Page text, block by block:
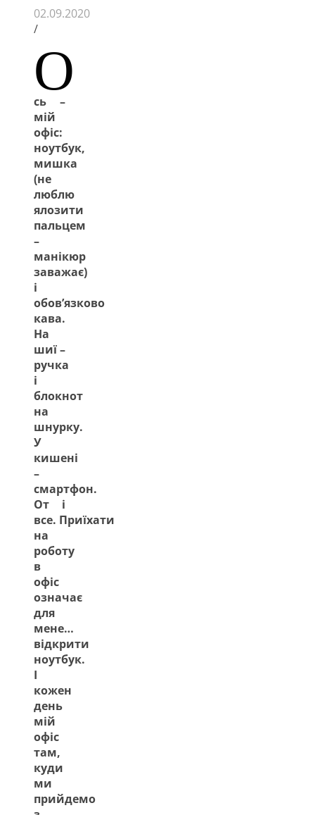
02.09.2020
/
О
сь –
мій
офіс:
ноутбук,
мишка
(не
люблю
ялозити
пальцем
–
манікюр
заважає)
і
обов’язково
кава.
На
шиї –
ручка
і
блокнот
на
шнурку.
У
кишені
–
смартфон.
От і
все. Приїхати
на
роботу
в
офіс
означає
для
мене…
відкрити
ноутбук.
І
кожен
день
мій
офіс
там,
куди
ми
прийдемо